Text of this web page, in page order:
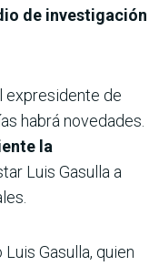
de investigación
expresidente de
habrá novedades.
la
Luis Gasulla a
Luis Gasulla, quien